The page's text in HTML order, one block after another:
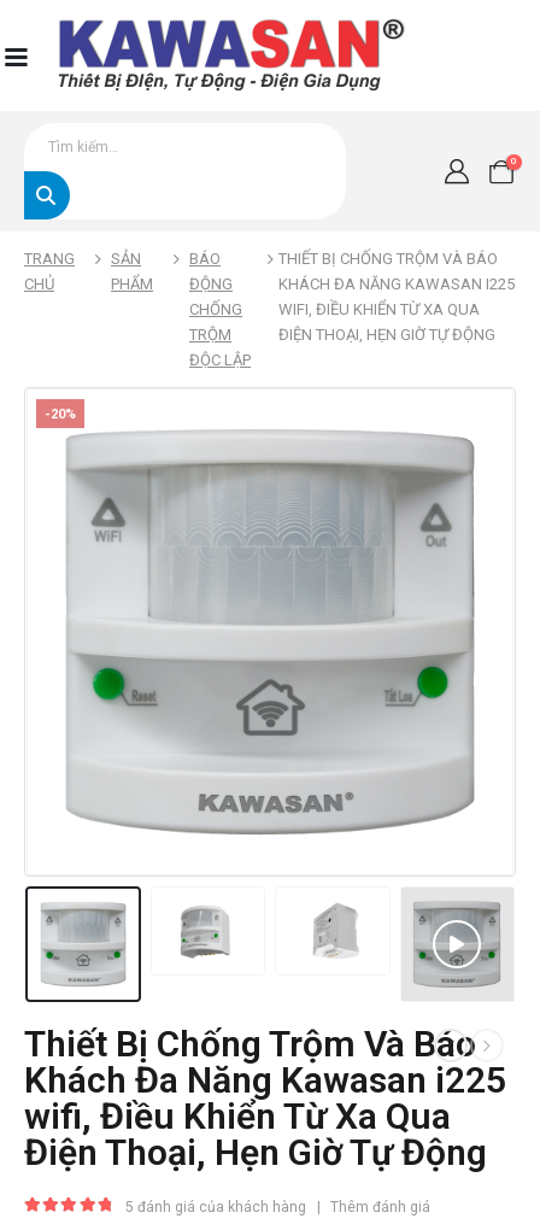
0
TRANG
CHỦ
SẢN
PHẨM
BÁO
ĐỘNG
CHỐNG
TRỘM
ĐỘC LẬP
THIẾT BỊ CHỐNG TRỘM VÀ BÁO
KHÁCH ĐA NĂNG KAWASAN I225
WIFI, ĐIỀU KHIỂN TỪ XA QUA
ĐIỆN THOẠI, HẸN GIỜ TỰ ĐỘNG
-20%
Thiết Bị Chống Trộm Và Báo
Khách Đa Năng Kawasan i225
wifi, Điều Khiển Từ Xa Qua
Điện Thoại, Hẹn Giờ Tự Động
5 đánh giá của khách hàng | Thêm đánh giá